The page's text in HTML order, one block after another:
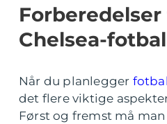
Chelsea-
Når du planlegger
det flere viktige
Først og fremst må